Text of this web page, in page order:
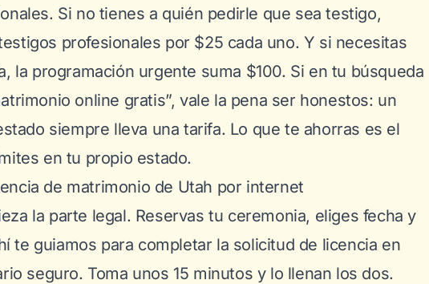
Si no tienes a quién pedirle que sea testigo,
profesionales por $25 cada uno. Y si necesitas
la programación urgente suma $100. Si en tu búsqueda
online gratis”, vale la pena ser honestos: un
siempre lleva una tarifa. Lo que te ahorras es el
en tu propio estado.
de matrimonio de Utah por internet
la parte legal. Reservas tu ceremonia, eliges fecha y
te guiamos para completar la solicitud de licencia en
seguro. Toma unos 15 minutos y lo llenan los dos.